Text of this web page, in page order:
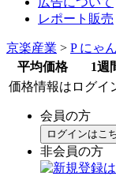
レポート販売
京楽産業 > P にゃ
平均価格
1週
価格情報はログイ
会員の方
ログインはこ
非会員の方